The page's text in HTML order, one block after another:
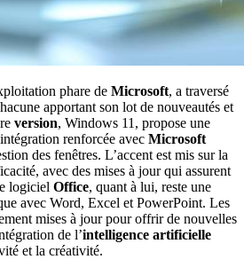
phare de Microsoft, a traversé
apportant son lot de nouveautés et
version, Windows 11, propose une
renforcée avec Microsoft
des fenêtres. L’accent est mis sur la
avec des mises à jour qui assurent
logiciel Office, quant à lui, reste une
avec Word, Excel et PowerPoint. Les
mises à jour pour offrir de nouvelles
de l’intelligence artificielle
et la créativité.